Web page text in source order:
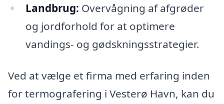
Landbrug: Overvågning af afgrøder
og jordforhold for at optimere
vandings- og gødskningsstrategier.
Ved at vælge et firma med erfaring inden
for termografering i Vesterø Havn, kan du